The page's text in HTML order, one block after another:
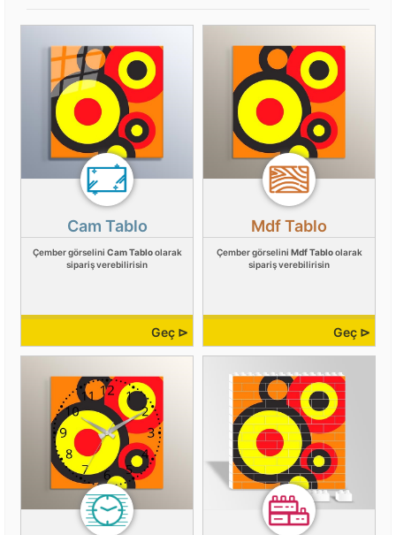
Cam Tablo
Çember görselini Cam Tabloolarak
sipariş verebilirisin
Geç ⊳
Mdf Tablo
Çember görselini Mdf Tabloolarak
sipariş verebilirisin
Geç ⊳